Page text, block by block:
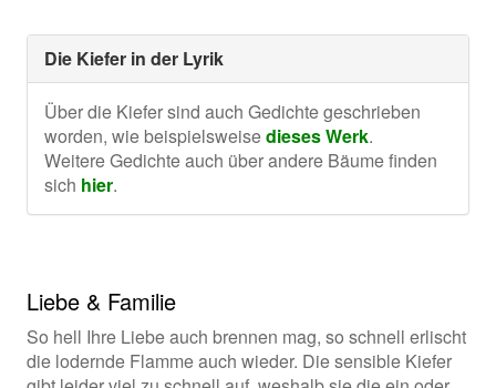
Die Kiefer in der Lyrik
Über die Kiefer sind auch Gedichte geschrieben
worden, wie beispielsweisedieses Werk.
Weitere Gedichte auch über andere Bäume finden
sich hier.
Liebe & Familie
So hell Ihre Liebe auch brennen mag, so schnell erlischt
die lodernde Flamme auch wieder. Die sensible Kiefer